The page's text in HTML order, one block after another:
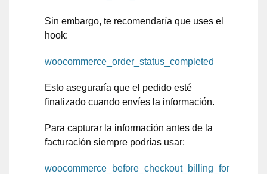
Sin embargo, te recomendaría que uses el
hook:
woocommerce_order_status_completed
Esto aseguraría que el pedido esté
finalizado cuando envíes la información.
Para capturar la información antes de la
facturación siempre podrías usar:
woocommerce_before_checkout_billing_for